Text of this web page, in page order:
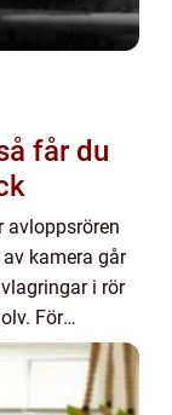
avloppsrören
kamera går
i rör
För